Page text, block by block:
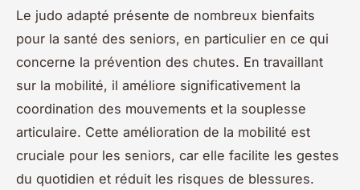
Le judo adapté présente de nombreux bienfaits
pour la santé des seniors, en particulier en ce qui
concerne la prévention des chutes. En travaillant
sur la mobilité, il améliore significativement la
coordination des mouvements et la souplesse
articulaire. Cette amélioration de la mobilité est
cruciale pour les seniors, car elle facilite les gestes
du quotidien et réduit les risques de blessures.